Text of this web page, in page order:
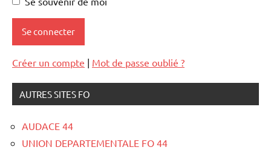
Créer un compte | Mot de passe oublié ?
AUTRES SITES FO
AUDACE 44
UNION DEPARTEMENTALE FO 44